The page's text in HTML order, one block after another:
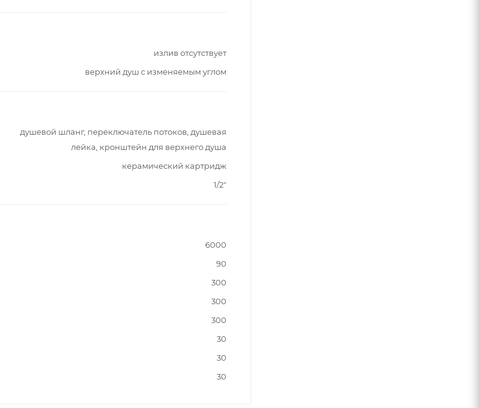
излив отсутствует
верхний душ с изменяемым углом
душевой шланг, переключатель потоков, душевая
лейка, кронштейн для верхнего душа
керамический картридж
1/2"
6000
90
300
300
300
30
30
30